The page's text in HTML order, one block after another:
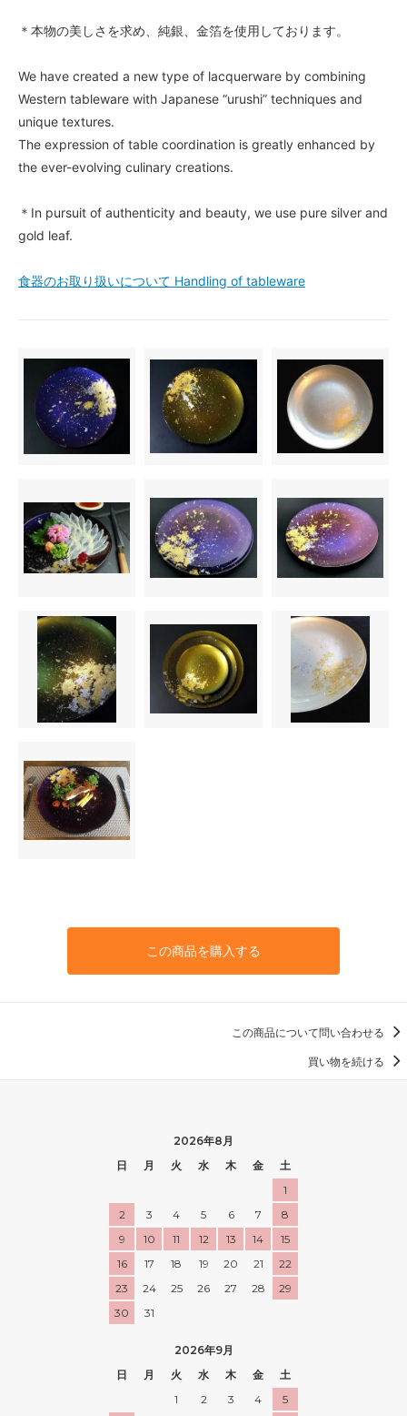
＊本物の美しさを求め、純銀、金箔を使用しております。
We have created a new type of lacquerware by combining
Western tableware with Japanese “urushi” techniques and
unique textures.
The expression of table coordination is greatly enhanced by
the ever-evolving culinary creations.
＊In pursuit of authenticity and beauty, we use pure silver and
gold leaf.
食器のお取り扱いについて Handling of tableware
この商品を購入する
この商品について問い合わせる
買い物を続ける
2026年8月
日
月 火 水 木 金
土
1
2
3 4 5 6 7
8
9
10 11 12 13 14
15
16
17 18 19 20 21
22
23
24 25 26 27 28
29
30
31
2026年9月
日
月 火 水 木 金
土
1
2 3 4
5